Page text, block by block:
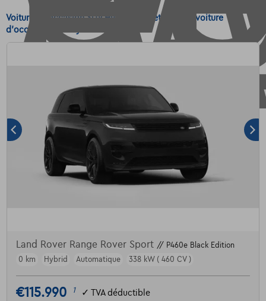
Voitures d'occasion SUV Hybrid - Achetez votre voiture
d'occasion SUV Hybrid
Land Rover Range Rover Sport // P460e Black Edition
0 km
Hybrid Automatique 338 kW ( 460 CV )
€115.990 1 ✓ TVA déductible